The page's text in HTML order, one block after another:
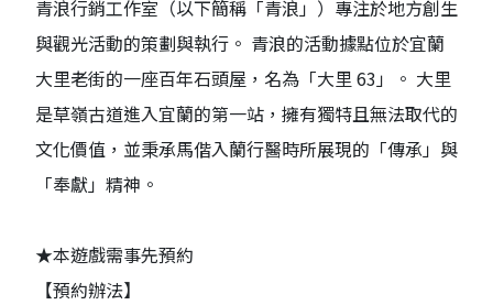
青浪行銷工作室（以下簡稱「青浪」）專注於地方創生
與觀光活動的策劃與執行。 青浪的活動據點位於宜蘭
大里老街的一座百年石頭屋，名為「大里 63」。 大里
是草嶺古道進入宜蘭的第一站，擁有獨特且無法取代的
文化價值，並秉承馬偕入蘭行醫時所展現的「傳承」與
「奉獻」精神。
★本遊戲需事先預約
【預約辦法】